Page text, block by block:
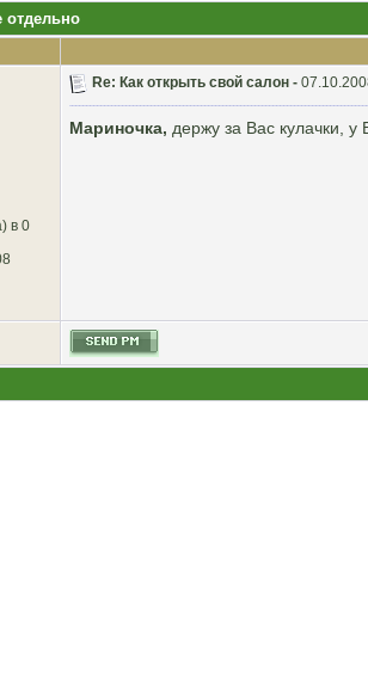
отдельно
в 0
Re: Как открыть свой салон -
Мариночка, держу за Вас кулачки,